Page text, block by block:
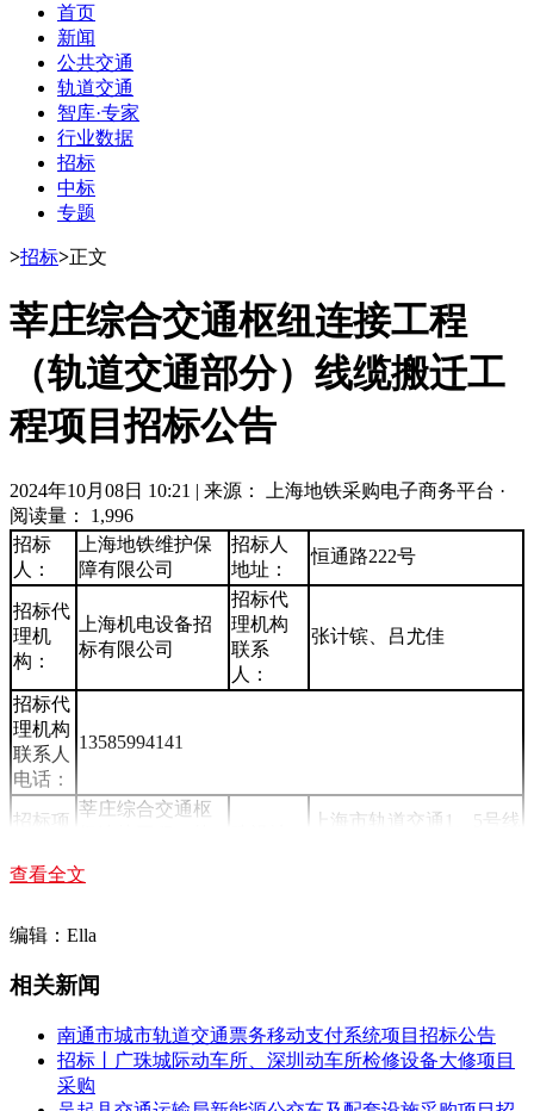
首页
新闻
公共交通
轨道交通
智库·专家
行业数据
招标
中标
专题
>招标>正文
莘庄综合交通枢纽连接工程
（轨道交通部分）线缆搬迁工
程项目招标公告
2024年10月08日 10:21 | 来源： 上海地铁采购电子商务平台 ·
阅读量： 1,996
招标
人：
上海地铁维护保
障有限公司
招标人
地址：
恒通路222号
招标代
理机
构：
上海机电设备招
标有限公司
招标代
理机构
联系
人：
张计镔、吕尤佳
招标代
理机构
联系人
电话：
13585994141
招标项
称：
莘庄综合交通枢
缆搬迁工程
上海市轨道交通1、5号线
工程概
施范围为结合上盖开发建设，轨道交通莘庄站（含
备管理用房、轨行区的功能布局调整、车站设施改造
第一阶段工程主要包括：1）轨道交通莘庄站至1号线
宝城路、外环路站之间供电线缆的搬迁及割接；2）
莘庄站至1号线外环路站、莲花路站、锦江乐园站之
查看全文
编辑：Ella
相关新闻
南通市城市轨道交通票务移动支付系统项目招标公告
招标丨广珠城际动车所、深圳动车所检修设备大修项目
采购